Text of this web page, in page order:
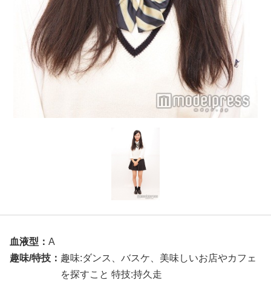
血液型： A
趣味/特技： 趣味:ダンス、バスケ、美味しいお店やカフェ
を探すこと 特技:持久走